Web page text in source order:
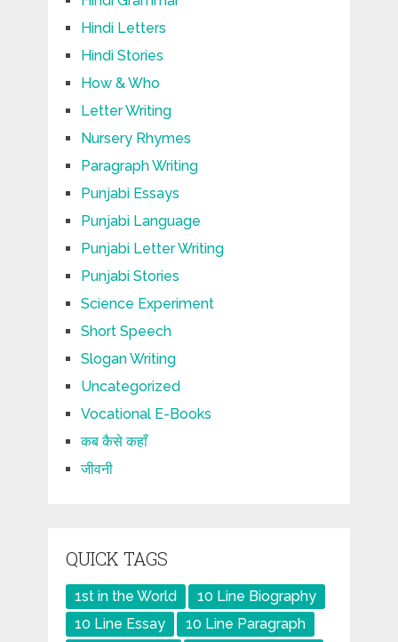
Hindi Letters
Hindi Stories
How & Who
Letter Writing
Nursery Rhymes
Paragraph Writing
Punjabi Essays
Punjabi Language
Punjabi Letter Writing
Punjabi Stories
Science Experiment
Short Speech
Slogan Writing
Uncategorized
Vocational E-Books
कब कैसे कहाँ
जीवनी
QUICK TAGS
1st in the World
10 Line Biography
10 Line Essay
10 Line Paragraph